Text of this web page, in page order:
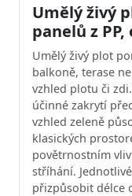
Umělý živý
panelů z
Umělý živý plot
balkoně, terase
vzhled plotu či
účinné zakrytí
vzhled zeleně
klasických
povětrnostním
stříhání.
přizpůsobit délce